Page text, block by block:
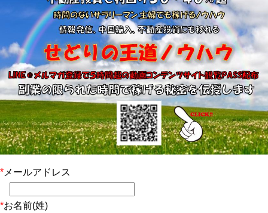
* メールアドレス
*お名前(姓)